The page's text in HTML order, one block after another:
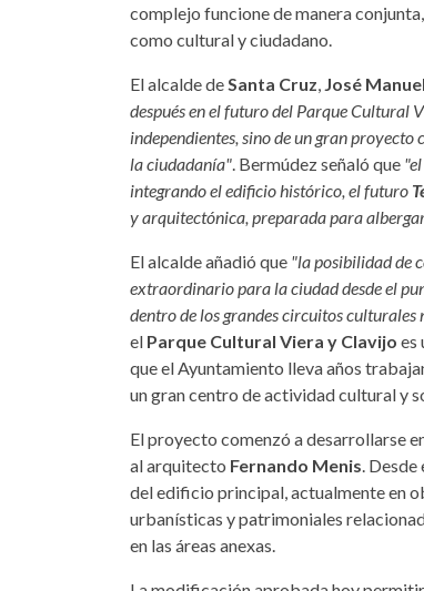
complejo funcione de manera
como cultural y ciudadano.
El alcalde de Santa Cruz José
después en el futuro del Parque Cultural
independientes, sino de un gran
la ciudadanía" . Bermúdez señaló que
integrando el edificio histórico, el futuro
y arquitectónica, preparada para
El alcalde añadió que "la posibilidad de
extraordinario para la ciudad desde el
dentro de los grandes circuitos
el Parque Cultural Viera y Clavijo es
que el Ayuntamiento lleva años
un gran centro de actividad cultural y
El proyecto comenzó a desarrollarse
al arquitecto Fernando Menis .
del edificio principal, actualmente en
urbanísticas y patrimoniales
en las áreas anexas.